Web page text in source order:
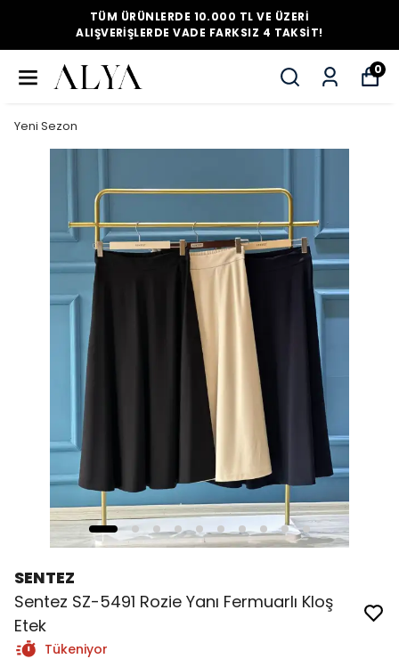
TÜM ÜRÜNLERDE 10.000 TL VE ÜZERI
ALIŞVERIŞLERDE VADE FARKSIZ 4 TAKSIT!
0
Yeni Sezon
SENTEZ
Sentez SZ-5491 Rozie Yanı Fermuarlı Kloş
Etek
Tükeniyor